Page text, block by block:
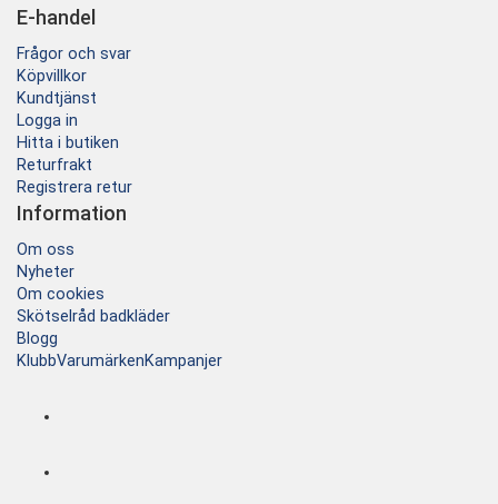
E-handel
Frågor och svar
Köpvillkor
Kundtjänst
Logga in
Hitta i butiken
Returfrakt
Registrera retur
Information
Om oss
Nyheter
Om cookies
Skötselråd badkläder
Blogg
KlubbVarumärkenKampanjer